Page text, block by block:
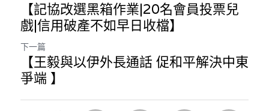
【記協改選黑箱作業|20名會員投票兒
戲|信用破產不如早日收檔】
下一篇
【王毅與以伊外長通話 促和平解決中東
爭端 】